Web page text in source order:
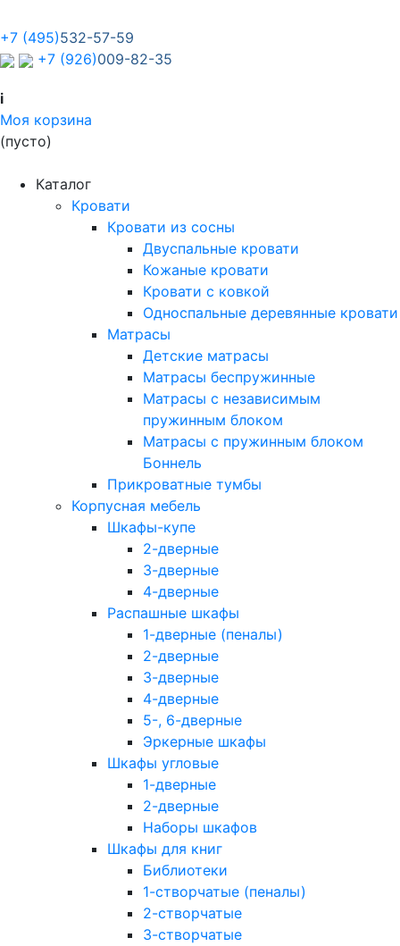
+7 (495)532-57-59
+7 (926)009-82-35
i
Моя корзина
(пусто)
Каталог
Кровати
Кровати из сосны
Двуспальные кровати
Кожаные кровати
Кровати с ковкой
Односпальные деревянные кровати
Матрасы
Детские матрасы
Матрасы беспружинные
Матрасы с независимым
пружинным блоком
Матрасы с пружинным блоком
Боннель
Прикроватные тумбы
Корпусная мебель
Шкафы-купе
2-дверные
3-дверные
4-дверные
Распашные шкафы
1-дверные (пеналы)
2-дверные
3-дверные
4-дверные
5-, 6-дверные
Эркерные шкафы
Шкафы угловые
1-дверные
2-дверные
Наборы шкафов
Шкафы для книг
Библиотеки
1-створчатые (пеналы)
2-створчатые
3-створчатые